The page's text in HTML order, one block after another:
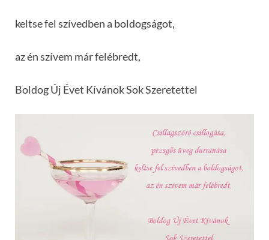
keltse fel szívedben a boldogságot,
az én szívem már felébredt,
Boldog Új Évet Kívánok Sok Szeretettel